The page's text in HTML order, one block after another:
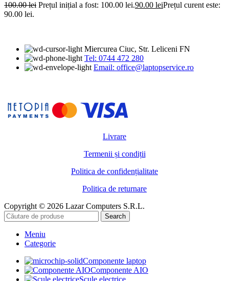
100.00lei Prețul inițial a fost: 100.00 lei.90.00 leiPrețul curent este:
90.00 lei.
Miercurea Ciuc, Str. Leliceni FN
Tel: 0744 472 280
Email: office@laptopservice.ro
Livrare
Termenii și condiții
Politica de confidențialitate
Politica de returnare
Copyright © 2026 Lazar Computers S.R.L.
Search
Meniu
Categorie
Componente laptop
Componente AIO
Scule electrice